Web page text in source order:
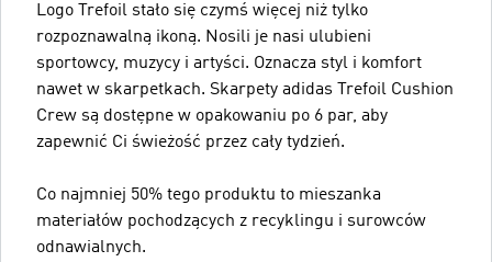
Logo Trefoil stało się czymś więcej niż tylko
rozpoznawalną ikoną. Nosili je nasi ulubieni
sportowcy, muzycy i artyści. Oznacza styl i komfort
nawet w skarpetkach. Skarpety adidas Trefoil Cushion
Crew są dostępne w opakowaniu po 6 par, aby
zapewnić Ci świeżość przez cały tydzień.
Co najmniej 50% tego produktu to mieszanka
materiałów pochodzących z recyklingu i surowców
odnawialnych.